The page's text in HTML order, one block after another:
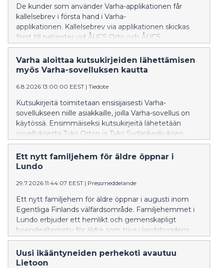
De kunder som använder Varha-applikationen får
kallelsebrev i första hand i Varha-
applikationen. Kallelsebrev via applikationen skickas
först till patienter vid ÅUCS Orto och ÅUCS
Hjärtcentret. Utifrån erfarenheterna utvidgas
verksamhetsmodellen senare också till de övriga
specialområdena inom ÅUCS-sjukhustjänster.
Varha aloittaa kutsukirjeiden lähettämisen
myös Varha-sovelluksen kautta
6.8.2026 13:00:00 EEST | Tiedote
Kutsukirjeitä toimitetaan ensisijaisesti Varha-
sovellukseen niille asiakkaille, joilla Varha-sovellus on
käytössä. Ensimmäiseksi kutsukirjeitä lähetetään
sovelluksesta Tyks Orton ja Tyks Sydänkeskuksen
potilaille. Kokemusten perusteella toimintamallia
laajennetaan myöhemmin myös muille Tyks-
sairaalapalveluiden erikoisaloille.
Ett nytt familjehem för äldre öppnar i
Lundo
29.7.2026 11:44:07 EEST | Pressmeddelande
Ett nytt familjehem för äldre öppnar i augusti inom
Egentliga Finlands välfärdsområde. Familjehemmet i
Lundo erbjuder ett hemlikt och gemenskapligt
boendealternativ för äldre som trivs i landsbygdens
lugn och ro.
Uusi ikääntyneiden perhekoti avautuu
Lietoon